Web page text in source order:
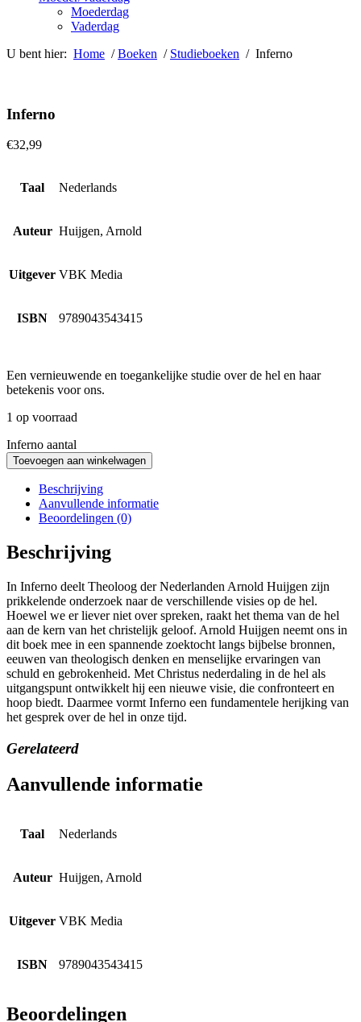
Moederdag
Vaderdag
U bent hier: Home /Boeken / Studieboeken / Inferno
Inferno
€32,99
Taal Nederlands
Auteur Huijgen, Arnold
Uitgever VBK Media
ISBN 9789043543415
Een vernieuwende en toegankelijke studie over de hel en haar
betekenis voor ons.
1 op voorraad
Inferno aantal
Toevoegen aan winkelwagen
Beschrijving
Aanvullende informatie
Beoordelingen (0)
Beschrijving
In Inferno deelt Theoloog der Nederlanden Arnold Huijgen zijn
prikkelende onderzoek naar de verschillende visies op de hel.
Hoewel we er liever niet over spreken, raakt het thema van de hel
aan de kern van het christelijk geloof. Arnold Huijgen neemt ons in
dit boek mee in een spannende zoektocht langs bijbelse bronnen,
eeuwen van theologisch denken en menselijke ervaringen van
schuld en gebrokenheid. Met Christus nederdaling in de hel als
uitgangspunt ontwikkelt hij een nieuwe visie, die confronteert en
hoop biedt. Daarmee vormt Inferno een fundamentele herijking van
het gesprek over de hel in onze tijd.
Gerelateerd
Aanvullende informatie
Taal Nederlands
Auteur Huijgen, Arnold
Uitgever VBK Media
ISBN 9789043543415
Beoordelingen